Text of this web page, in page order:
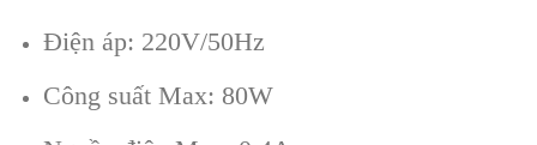
Điện áp: 220V/50Hz
Công suất Max: 80W